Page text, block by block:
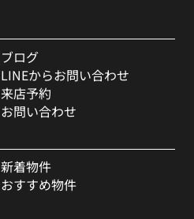
ブログ
LINEからお問い合わせ
来店予約
お問い合わせ
新着物件
おすすめ物件